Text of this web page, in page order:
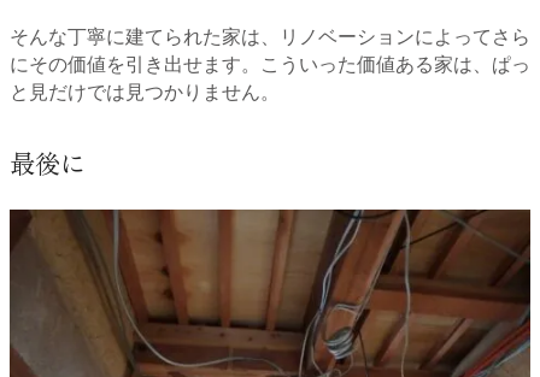
そんな丁寧に建てられた家は、リノベーションによってさら
にその価値を引き出せます。こういった価値ある家は、ぱっ
と見だけでは見つかりません。
最後に